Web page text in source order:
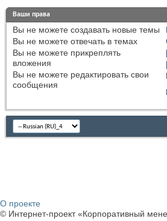
Ваши права
Вы не можете создавать новые темы
Вы не можете отвечать в темах
Вы не можете прикреплять
вложения
Вы не можете редактировать свои
сообщения
О проекте
© Интернет-проект «Корпоративный